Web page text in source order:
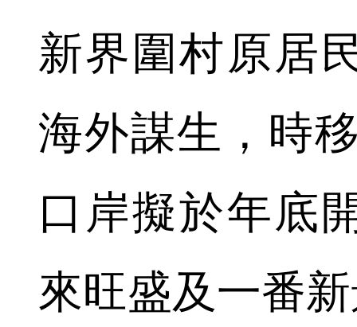
新界圍村原居
海外謀生，時
口岸擬於年底
來旺盛及一番